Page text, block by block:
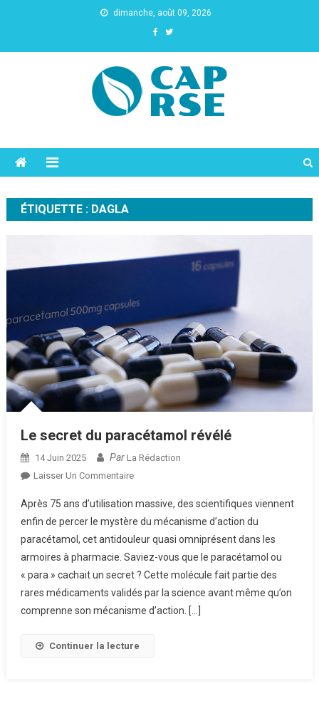
dimanche, août 09, 2026
ÉTIQUETTE : DAGLΑ
Le secret du paracétamol révélé
14 Juin 2025 Par La Rédaction
Laisser Un CommentaireSur
Secret
Du
Paracétamol
Révélé
Après 75 ans d’utilisation massive, des scientifiques viennent
enfin de percer le mystère du mécanisme d’action du
paracétamol, cet antidouleur quasi omniprésent dans les
armoires à pharmacie. Saviez-vous que le paracétamol ou
« para » cachait un secret ? Cette molécule fait partie des
rares médicaments validés par la science avant même qu’on
comprenne son mécanisme d’action. […]
Continuer la lecture